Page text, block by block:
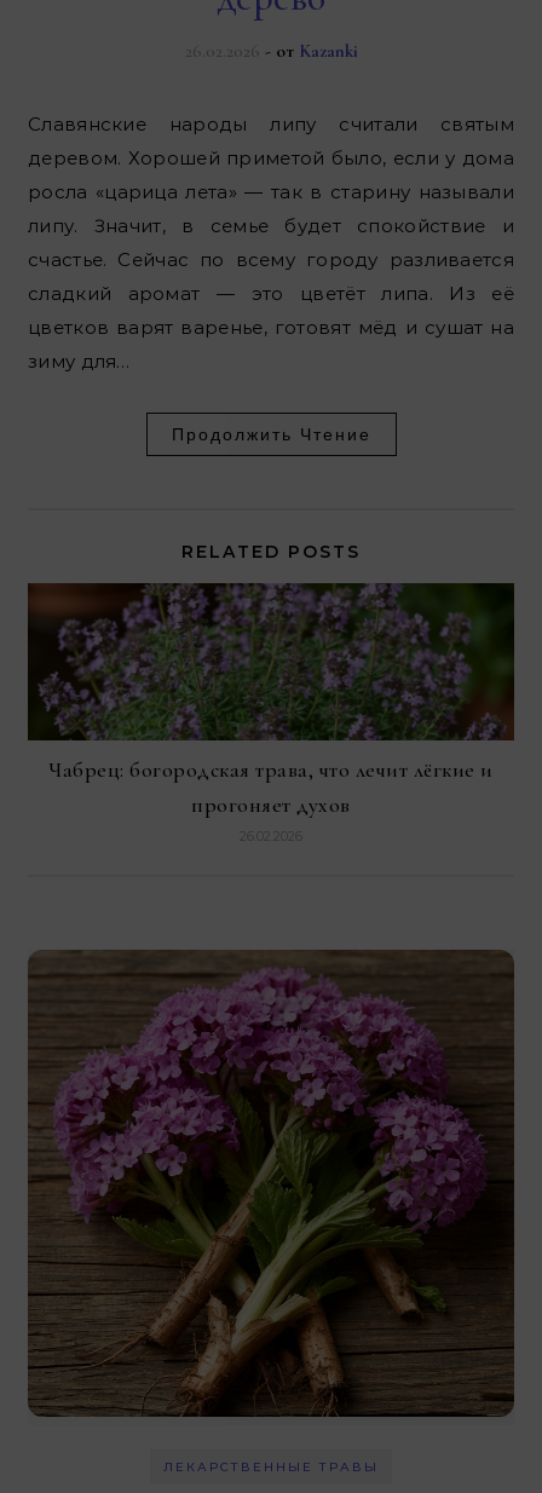
26.02.2026 - от Kazanki
Славянские народы липу считали святым
деревом. Хорошей приметой было, если у дома
росла «царица лета» — так в старину называли
липу. Значит, в семье будет спокойствие и
счастье. Сейчас по всему городу разливается
сладкий аромат — это цветёт липа. Из её
цветков варят варенье, готовят мёд и сушат на
зиму для…
Продолжить Чтение
RELATED POSTS
Чабрец: богородская трава, что лечит лёгкие и
прогоняет духов
ЛЕКАРСТВЕННЫЕ ТРАВЫ